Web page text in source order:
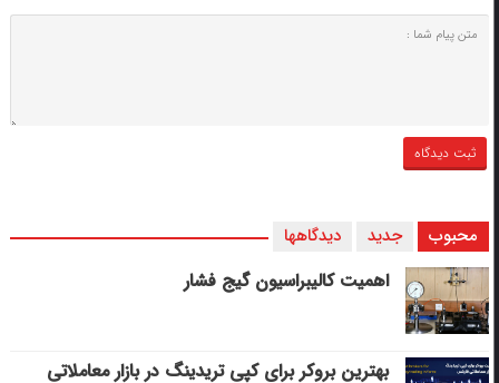
محبوب جدید دیدگاهها
اهمیت کالیبراسیون گیج فشار
بهترین بروکر برای کپی‌ تریدینگ در بازار معاملاتی